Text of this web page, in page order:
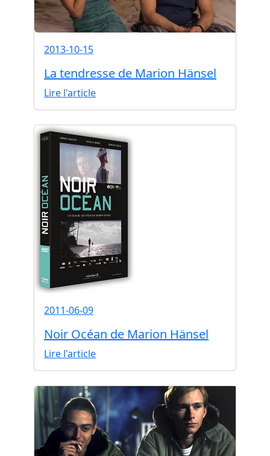
2013-10-15
La tendresse de Marion Hänsel
Lire l'article
2011-06-09
Noir Océan de Marion Hänsel
Lire l'article